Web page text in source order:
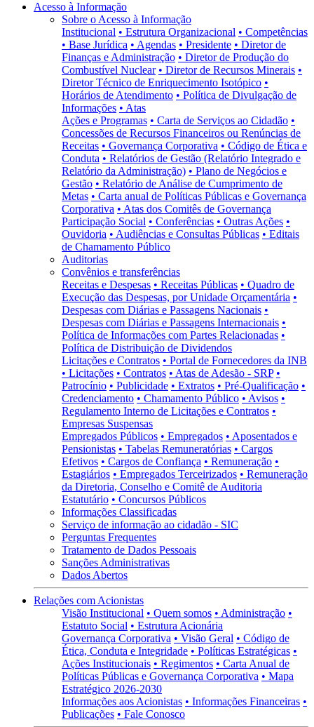
Acesso à Informação
Sobre o Acesso à Informação
Institucional • Estrutura Organizacional • Competências
• Base Jurídica • Agendas • Presidente • Diretor de
Finanças e Administração • Diretor de Produção do
Combustível Nuclear • Diretor de Recursos Minerais •
Diretor Técnico de Enriquecimento Isotópico •
Horários de Atendimento • Política de Divulgação de
Informações • Atas
Ações e Programas • Carta de Serviços ao Cidadão •
Concessões de Recursos Financeiros ou Renúncias de
Receitas • Governança Corporativa • Código de Ética e
Conduta • Relatórios de Gestão (Relatório Integrado e
Relatório da Administração) • Plano de Negócios e
Gestão • Relatório de Análise de Cumprimento de
Metas • Carta anual de Políticas Públicas e Governança
Corporativa • Atas dos Comitês de Governança
Participação Social • Conferências • Outras Ações •
Ouvidoria • Audiências e Consultas Públicas • Editais
de Chamamento Público
Auditorias
Convênios e transferências
Receitas e Despesas • Receitas Públicas • Quadro de
Execução das Despesas, por Unidade Orçamentária •
Despesas com Diárias e Passagens Nacionais •
Despesas com Diárias e Passagens Internacionais •
Política de Informações com Partes Relacionadas •
Política de Distribuição de Dividendos
Licitações e Contratos • Portal de Fornecedores da INB
• Licitações • Contratos • Atas de Adesão - SRP •
Patrocínio • Publicidade • Extratos • Pré-Qualificação •
Credenciamento • Chamamento Público • Avisos •
Regulamento Interno de Licitações e Contratos •
Empresas Suspensas
Empregados Públicos • Empregados • Aposentados e
Pensionistas • Tabelas Remuneratórias • Cargos
Efetivos • Cargos de Confiança • Remuneração •
Estagiários • Empregados Terceirizados • Remuneração
da Diretoria, Conselho e Comitê de Auditoria
Estatutário • Concursos Públicos
Informações Classificadas
Serviço de informação ao cidadão - SIC
Perguntas Frequentes
Tratamento de Dados Pessoais
Sanções Administrativas
Dados Abertos
Relações com Acionistas
Visão Institucional • Quem somos • Administração •
Estatuto Social • Estrutura Acionária
Governança Corporativa • Visão Geral • Código de
Ética, Conduta e Integridade • Políticas Estratégicas •
Ações Institucionais • Regimentos • Carta Anual de
Políticas Públicas e Governança Corporativa • Mapa
Estratégico 2026-2030
Informações aos Acionistas • Informações Financeiras •
Publicações • Fale Conosco